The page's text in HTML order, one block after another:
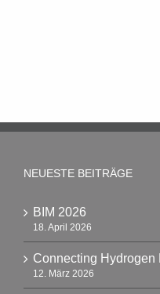
NEUESTE BEITRÄGE
BIM 2026
18. April 2026
Connecting Hydrogen
12. März 2026